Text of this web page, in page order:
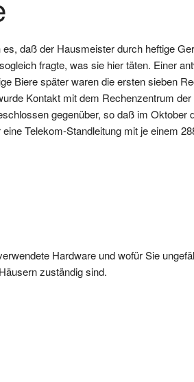
daß der Hausmeister durch heftige
fragte, was sie hier täten. Einer
Biere später waren die ersten sieben
Kontakt mit dem Rechenzentrum
gegenüber, so daß im
Telekom-Standleitung mit je einem
Hardware und wofür Sie
zuständig sind.